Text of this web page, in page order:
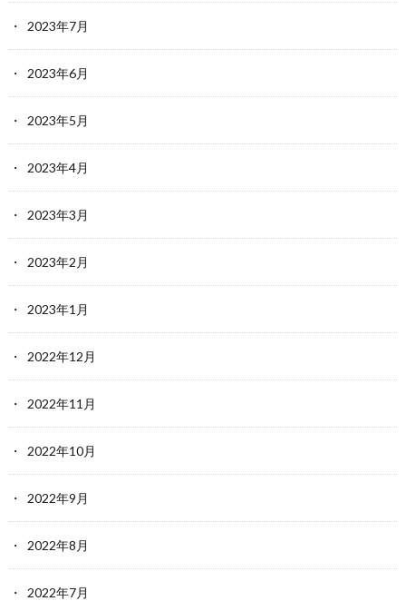
2023年7月
2023年6月
2023年5月
2023年4月
2023年3月
2023年2月
2023年1月
2022年12月
2022年11月
2022年10月
2022年9月
2022年8月
2022年7月